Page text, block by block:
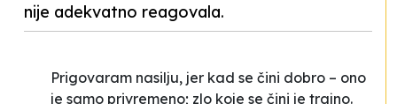
nije adekvatno reagovala.
Prigovaram nasilju, jer kad se čini dobro – ono
je samo privremeno; zlo koje se čini je trajno.